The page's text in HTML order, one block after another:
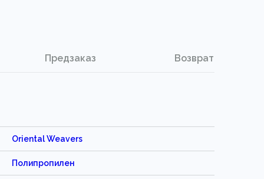
Предзаказ Возврат
Oriental Weavers
Полипропилен